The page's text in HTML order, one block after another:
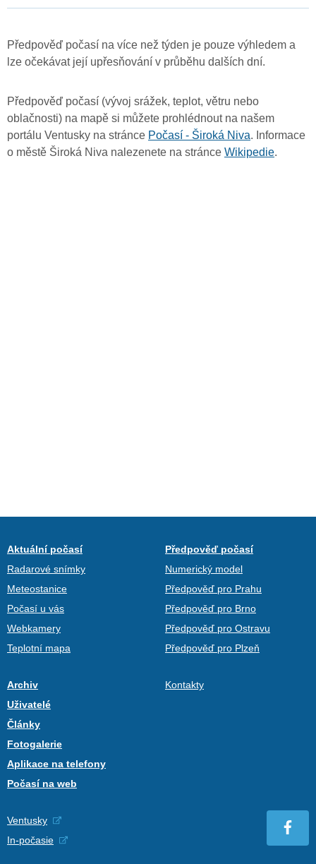
Předpověď počasí na více než týden je pouze výhledem a
lze očekávat její upřesňování v průběhu dalších dní.
Předpověď počasí (vývoj srážek, teplot, větru nebo
oblačnosti) na mapě si můžete prohlédnout na našem
portálu Ventusky na stránce Počasí - Široká Niva. Informace
o městě Široká Niva nalezenete na stránce Wikipedie.
Aktuální počasí
Radarové snímky
Meteostanice
Počasí u vás
Webkamery
Teplotní mapa
Předpověď počasí
Numerický model
Předpověď pro Prahu
Předpověď pro Brno
Předpověď pro Ostravu
Předpověď pro Plzeň
Archiv
Uživatelé
Články
Fotogalerie
Aplikace na telefony
Počasí na web
Kontakty
Ventusky
In-počasie